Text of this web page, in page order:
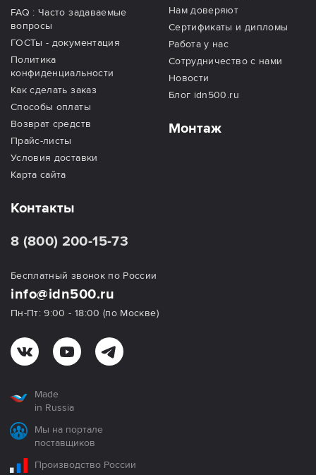
FAQ : Часто задаваемые
вопросы
ГОСТы - документация
Политика
конфиденциальности
Как сделать заказ
Способы оплаты
Возврат средств
Прайс-листы
Условия доставки
Карта сайта
Нам доверяют
Сертификаты и дипломы
Работа у нас
Сотрудничество с нами
Новости
Блог idn500.ru
Монтаж
Контакты
8 (800) 200-15-73
Бесплатный звонок по России
info@idn500.ru
Пн-Пт: 9:00 - 18:00 (по Москве)
Made
in Russia
Мы на портале
поставщиков
Производство России